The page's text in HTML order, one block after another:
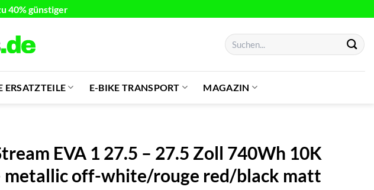
40% günstiger
Suchen
nach:
ERSATZTEILE E-BIKE TRANSPORT MAGAZIN
EVA 1 27.5 – 27.5 Zoll 740Wh 10K
metallic off-white/rouge red/black matt